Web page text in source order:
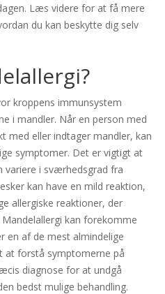
Læs videre for at få mere
du kan beskytte dig selv
kroppens immunsystem
i mandler. Når en person med
med eller indtager mandler, kan
symptomer. Det er vigtigt at
variere i sværhedsgrad fra
kan have en mild reaktion,
allergiske reaktioner, der
kan forekomme
en af de mest almindelige
at forstå symptomerne på
diagnose for at undgå
bedst mulige behandling.